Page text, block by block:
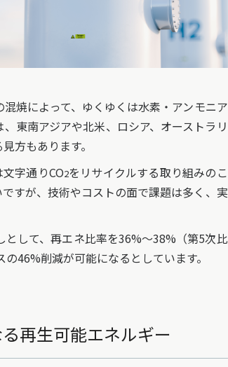
焼によって、ゆくゆくは水素・アンモニア
東南アジアや北米、ロシア、オーストラリ
方もあります。
字通りCO2をリサイクルする取り組みのこ
すが、技術やコストの面で課題は多く、実
して、再エネ比率を36%～38%（第5次比
46%削減が可能になるとしています。
再生可能エネルギー